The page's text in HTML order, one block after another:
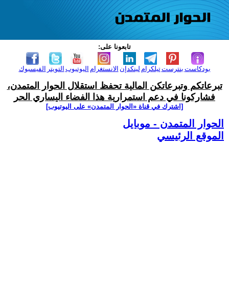
تابعونا على:
الفيسبوك التويتر اليوتيوب الانستغرام لينكدإن تيلكرامبنترست بودكاست
تبرعاتكم وتبرعاتكن المالية تحفظ استقلال الحوار المتمدن،
فشاركونا في دعم استمرارية هذا الفضاء اليساري الحر
[اشترك في قناة ‫«الحوار المتمدن» على اليوتيوب]
الحوار المتمدن - موبايل
الموقع الرئيسي